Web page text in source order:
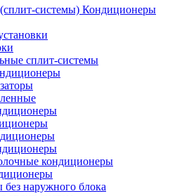
Кондиционеры
сплит-системы
кондиционеры
наружного блока